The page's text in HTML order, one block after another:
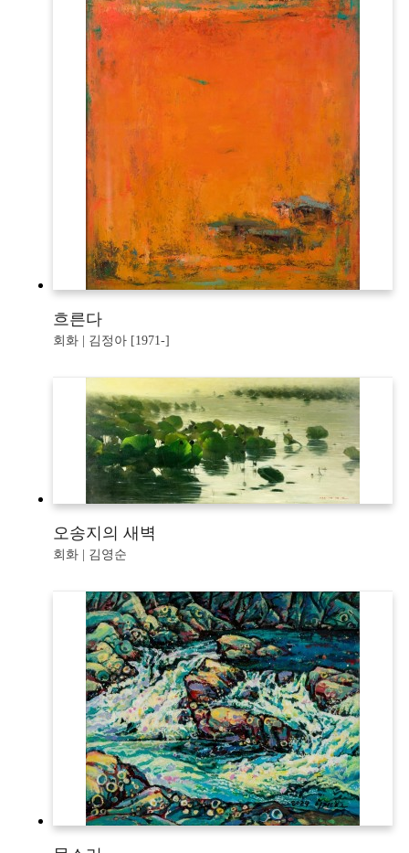
흐른다
회화 | 김정아 [1971-]
오송지의 새벽
회화 | 김영순